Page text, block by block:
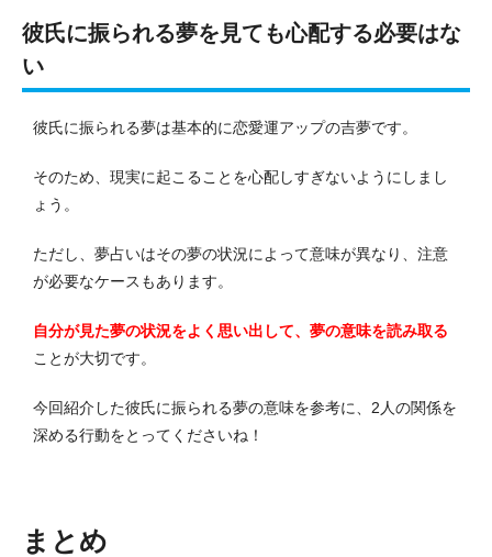
彼氏に振られる夢を見ても心配する必要はな
い
彼氏に振られる夢は基本的に恋愛運アップの吉夢です。
そのため、現実に起こることを心配しすぎないようにしまし
ょう。
ただし、夢占いはその夢の状況によって意味が異なり、注意
が必要なケースもあります。
自分が見た夢の状況をよく思い出して、夢の意味を読み取る
ことが大切です。
今回紹介した彼氏に振られる夢の意味を参考に、2人の関係を
深める行動をとってくださいね！
まとめ